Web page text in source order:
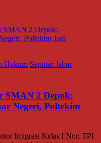
Hukum Seputar Jabar
SMAN 2 Depok:
Negeri, Poltekim
Imigrasi Kelas I Non TPI